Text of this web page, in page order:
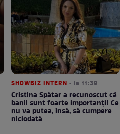
SHOWBIZ INTERN • la 11:39
Cristina Spătar a recunoscut că
banii sunt foarte importanți! Ce
nu va putea, însă, să cumpere
niciodată